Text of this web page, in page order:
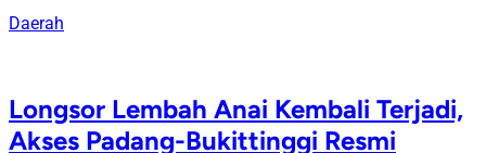
Daerah
Longsor Lembah Anai Kembali Terjadi,
Akses Padang-Bukittinggi Resmi